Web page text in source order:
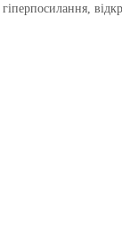
гіперпосилання,